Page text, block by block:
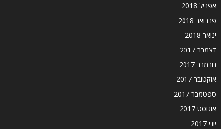
אפריל 2018
פברואר 2018
ינואר 2018
דצמבר 2017
נובמבר 2017
אוקטובר 2017
ספטמבר 2017
אוגוסט 2017
יוני 2017